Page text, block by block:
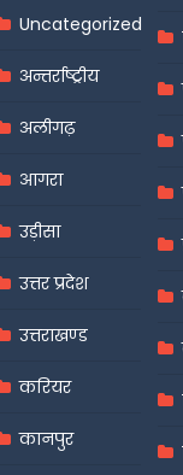
Uncategorized
अन्तर्राष्ट्रीय
अलीगढ़
आगरा
उड़ीसा
उत्तर प्रदेश
उत्तराखण्ड
करियर
कानपुर